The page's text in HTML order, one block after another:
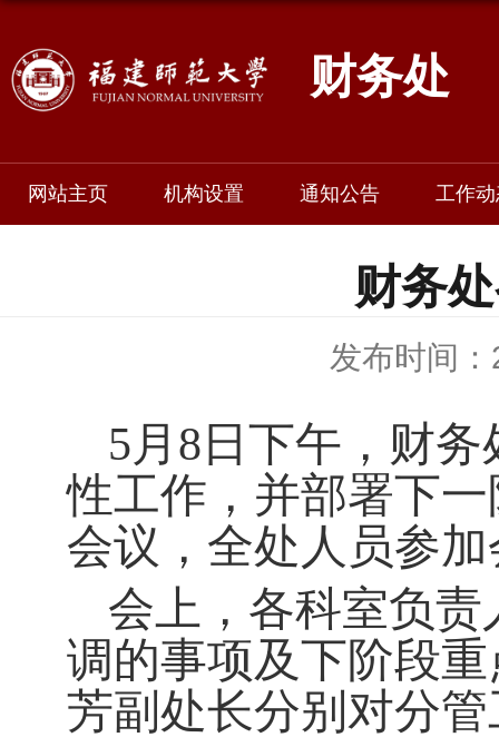
财务处
网站主页 机构设置 通知公告 工作
财务
发布时间
5月 8 日下午，财
性工作，并部署下
会议，全处 人员参
会上，各科室负
调 的事项及下阶段
芳副处长分别对分